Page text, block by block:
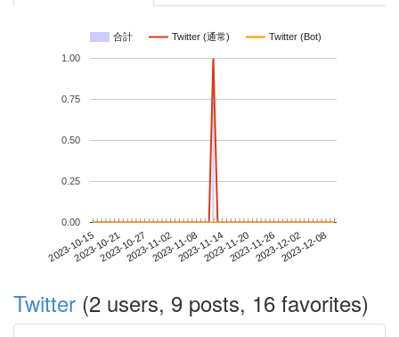
合計 Twitter (通常) Twitter (Bot)
2023-10-152023-10-212023-10-272023-11-022023-11-082023-11-142023-11-202023-11-262023-12-022023-12-08
0.00
0.25
0.50
0.75
1.00
Twitter (2 users, 9 posts, 16 favorites)